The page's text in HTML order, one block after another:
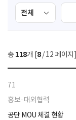
검
색
선
택
색
총 118개 [8/ 12 페이지]
71
홍보·대외협력
공단 MOU 체결 현황